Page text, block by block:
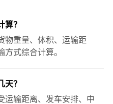
算？
物重量、体积、运输距
方式综合计算。
天？
运输距离、发车安排、中